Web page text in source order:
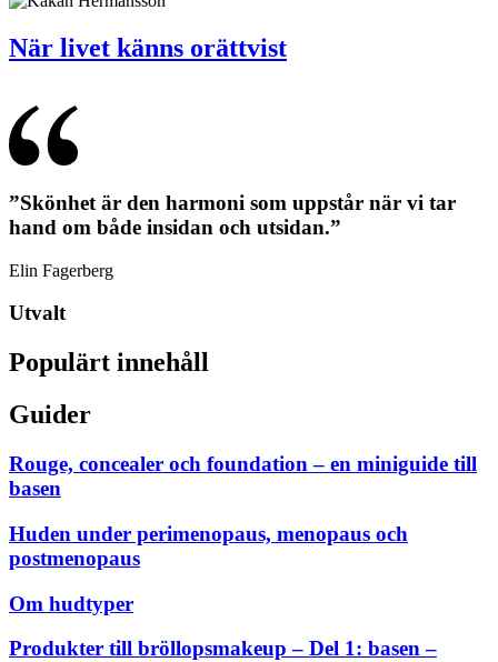
När livet känns orättvist
”Skönhet är den harmoni som uppstår när vi tar
hand om både insidan och utsidan.”
Elin Fagerberg
Utvalt
Populärt innehåll
Guider
Rouge, concealer och foundation – en miniguide till
basen
Huden under perimenopaus, menopaus och
postmenopaus
Om hudtyper
Produkter till bröllopsmakeup – Del 1: basen –